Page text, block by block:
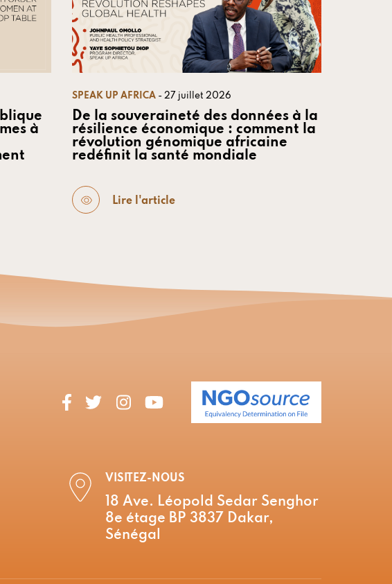
à
SPEAK UP AFRICA - 27 juillet 2026
De la souveraineté des données à la
résilience économique : comment la
révolution génomique africaine
redéfinit la santé mondiale
Lire l'article
VISITEZ-NOUS
18 Ave. Léopold Sedar Senghor
8e étage BP 3837 Dakar,
Sénégal